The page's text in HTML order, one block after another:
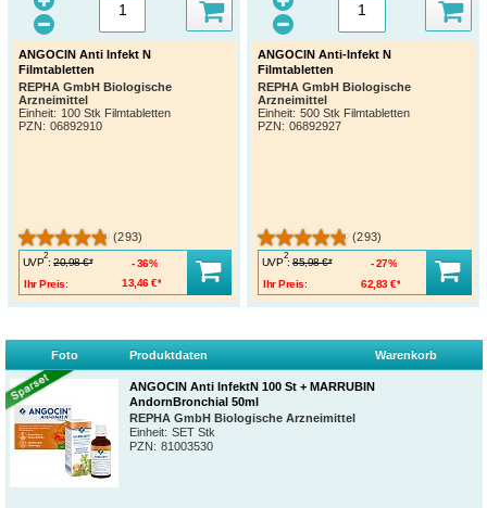
ANGOCIN Anti Infekt N
Filmtabletten
REPHA GmbH Biologische
Arzneimittel
Einheit: 100 Stk Filmtabletten
PZN: 06892910
(293)
UVP
2
: 20,98 €*
Ihr Preis:
13,46 €*
36%
ANGOCIN Anti-Infekt N
Filmtabletten
REPHA GmbH Biologische
Arzneimittel
Einheit: 500 Stk Filmtabletten
PZN: 06892927
(293)
UVP
2
: 85,98 €*
Ihr Preis:
62,83 €*
27%
Foto Produktdaten Warenkorb
ANGOCIN Anti InfektN 100 St + MARRUBIN
AndornBronchial 50ml
REPHA GmbH Biologische Arzneimittel
Einheit: SET Stk
PZN: 81003530